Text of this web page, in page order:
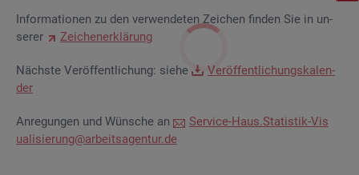
In­for­ma­tio­nen zu den ver­wen­de­ten Zei­chen fin­den Sie in un­
se­rer
Zei­chen­er­klä­rung
Nächs­te Ver­öf­fent­li­chung: siehe
Ver­öf­fent­li­chungs­ka­len­
der
An­re­gun­gen und Wün­sche an
Ser­vice-Haus.​Statistik-​Vis​
uali​sier​ung@​arb​eits​agen​tur.​de